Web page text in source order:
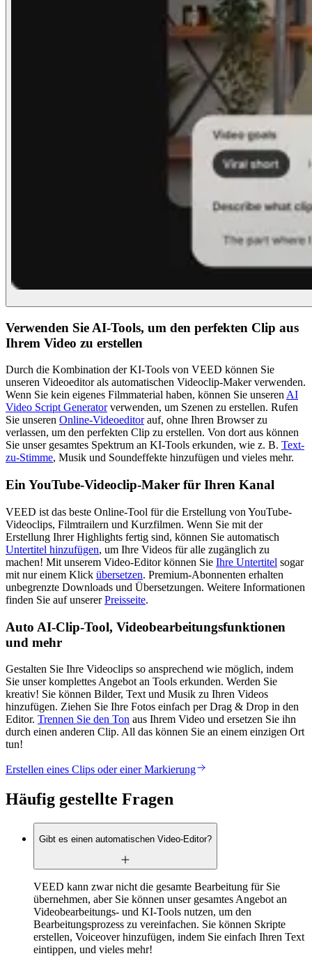
Verwenden Sie AI-Tools, um den perfekten Clip aus
Ihrem Video zu erstellen
Durch die Kombination der KI-Tools von VEED können Sie
unseren Videoeditor als automatischen Videoclip-Maker verwenden.
Wenn Sie kein eigenes Filmmaterial haben, können Sie unseren AI
Video Script Generatorverwenden, um Szenen zu erstellen. Rufen
Sie unseren Online-Videoeditorauf, ohne Ihren Browser zu
verlassen, um den perfekten Clip zu erstellen. Von dort aus können
Sie unser gesamtes Spektrum an KI-Tools erkunden, wie z. B. Text-
zu-Stimme, Musik und Soundeffekte hinzufügen und vieles mehr.
Ein YouTube-Videoclip-Maker für Ihren Kanal
VEED ist das beste Online-Tool für die Erstellung von YouTube-
Videoclips, Filmtrailern und Kurzfilmen. Wenn Sie mit der
Erstellung Ihrer Highlights fertig sind, können Sie automatisch
Untertitel hinzufügen, um Ihre Videos für alle zugänglich zu
machen! Mit unserem Video-Editor können Sie Ihre Untertitel sogar
mit nur einem Klick übersetzen. Premium-Abonnenten erhalten
unbegrenzte Downloads und Übersetzungen. Weitere Informationen
finden Sie auf unsererPreisseite.
Auto AI-Clip-Tool, Videobearbeitungsfunktionen
und mehr
Gestalten Sie Ihre Videoclips so ansprechend wie möglich, indem
Sie unser komplettes Angebot an Tools erkunden. Werden Sie
kreativ! Sie können Bilder, Text und Musik zu Ihren Videos
hinzufügen. Ziehen Sie Ihre Fotos einfach per Drag & Drop in den
Editor. Trennen Sie den Ton aus Ihrem Video und ersetzen Sie ihn
durch einen anderen Clip. All das können Sie an einem einzigen Ort
tun!
Erstellen eines Clips oder einer Markierung
Häufig gestellte Fragen
Gibt es einen automatischen Video-Editor?
VEED kann zwar nicht die gesamte Bearbeitung für Sie
übernehmen, aber Sie können unser gesamtes Angebot an
Videobearbeitungs- und KI-Tools nutzen, um den
Bearbeitungsprozess zu vereinfachen. Sie können Skripte
erstellen, Voiceover hinzufügen, indem Sie einfach Ihren Text
eintippen, und vieles mehr!